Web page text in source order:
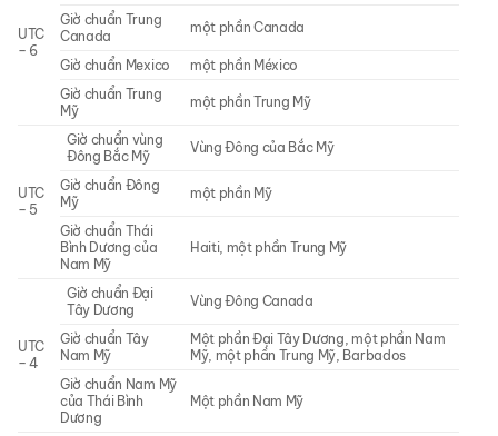
UTC
– 6
Giờ chuẩn Trung
Canada
một phần Canada
Giờ chuẩn Mexico
một phần México
Giờ chuẩn Trung
Mỹ
một phần Trung Mỹ
UTC
– 5
Giờ chuẩn vùng
Đông Bắc Mỹ
Vùng Đông của Bắc Mỹ
Giờ chuẩn Đông
Mỹ
một phần Mỹ
Giờ chuẩn Thái
Bình Dương của
Nam Mỹ
Haiti, một phần Trung Mỹ
UTC
– 4
Giờ chuẩn Đại
Tây Dương
Vùng Đông Canada
Giờ chuẩn Tây
Nam Mỹ
Một phần Đại Tây Dương, một phần Nam
Mỹ, một phần Trung Mỹ, Barbados
Giờ chuẩn Nam Mỹ
của Thái Bình
Dương
Một phần Nam Mỹ